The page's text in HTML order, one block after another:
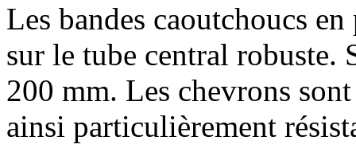
Les bandes caoutchoucs
sur le tube central robuste.
200 mm. Les chevrons
ainsi particulièrement